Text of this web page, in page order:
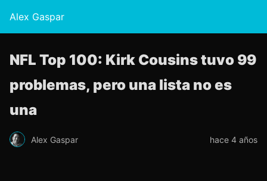
Alex Gaspar
NFL Top 100: Kirk Cousins ​​​​tuvo 99
problemas, pero una lista no es
una
Alex Gaspar hace 4 años